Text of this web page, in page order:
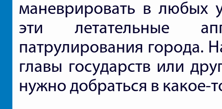
маневрировать в любых
эти летательные
патрулирования города.
главы государств или
нужно добраться в какое-